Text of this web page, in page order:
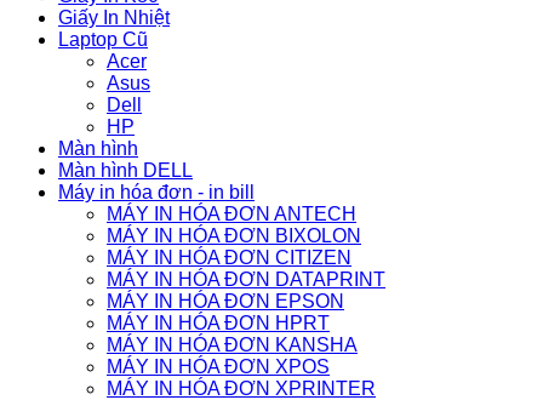
Giấy In Nhiệt
Laptop Cũ
Acer
Asus
Dell
HP
Màn hình
Màn hình DELL
Máy in hóa đơn - in bill
MÁY IN HÓA ĐƠN ANTECH
MÁY IN HÓA ĐƠN BIXOLON
MÁY IN HÓA ĐƠN CITIZEN
MÁY IN HÓA ĐƠN DATAPRINT
MÁY IN HÓA ĐƠN EPSON
MÁY IN HÓA ĐƠN HPRT
MÁY IN HÓA ĐƠN KANSHA
MÁY IN HÓA ĐƠN XPOS
MÁY IN HÓA ĐƠN XPRINTER